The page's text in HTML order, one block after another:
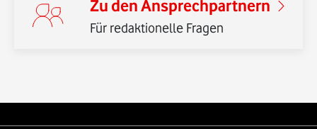
Zu den Ansprechpartnern
Für redaktionelle Fragen